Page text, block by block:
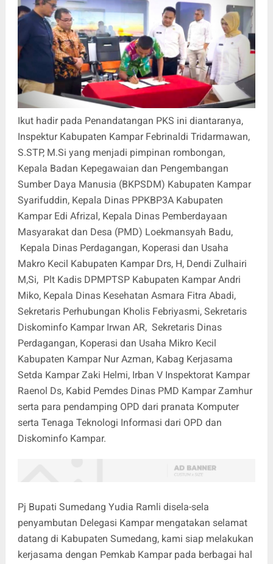
Ikut hadir pada Penandatangan PKS ini diantaranya,
Inspektur Kabupaten Kampar Febrinaldi Tridarmawan,
S.STP, M.Si yang menjadi pimpinan rombongan,
Kepala Badan Kepegawaian dan Pengembangan
Sumber Daya Manusia (BKPSDM) Kabupaten Kampar
Syarifuddin, Kepala Dinas PPKBP3A Kabupaten
Kampar Edi Afrizal, Kepala Dinas Pemberdayaan
Masyarakat dan Desa (PMD) Loekmansyah Badu,
Kepala Dinas Perdagangan, Koperasi dan Usaha
Makro Kecil Kabupaten Kampar Drs, H, Dendi Zulhairi
M,Si, Plt Kadis DPMPTSP Kabupaten Kampar Andri
Miko, Kepala Dinas Kesehatan Asmara Fitra Abadi,
Sekretaris Perhubungan Kholis Febriyasmi, Sekretaris
Diskominfo Kampar Irwan AR, Sekretaris Dinas
Perdagangan, Koperasi dan Usaha Mikro Kecil
Kabupaten Kampar Nur Azman, Kabag Kerjasama
Setda Kampar Zaki Helmi, Irban V Inspektorat Kampar
Raenol Ds, Kabid Pemdes Dinas PMD Kampar Zamhur
serta para pendamping OPD dari pranata Komputer
serta Tenaga Teknologi Informasi dari OPD dan
Diskominfo Kampar.
Pj Bupati Sumedang Yudia Ramli disela-sela
penyambutan Delegasi Kampar mengatakan selamat
datang di Kabupaten Sumedang, kami siap melakukan
kerjasama dengan Pemkab Kampar pada berbagai hal